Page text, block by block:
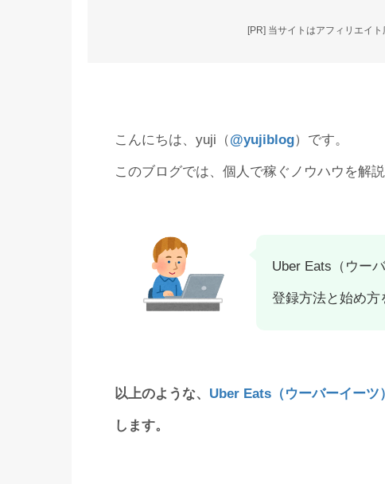
[PR] 当サイトはアフィリエイ
こんにちは、yuji（@yujiblog）です。
このブログでは、個人で稼ぐノウハウを解説
Uber Eats（ウー
登録方法と始め方
以上のような、 Uber Eats（ウーバーイーツ
します。